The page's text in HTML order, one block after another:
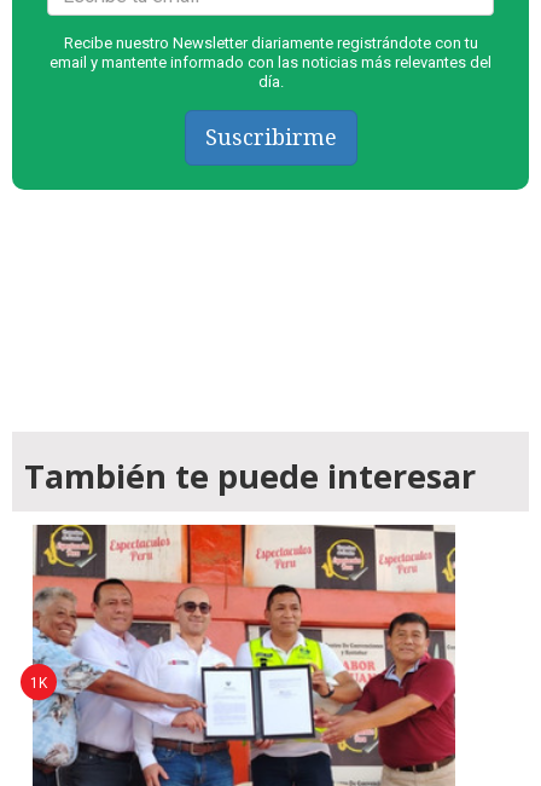
Recibe nuestro Newsletter diariamente registrándote con tu
email y mantente informado con las noticias más relevantes del
día.
Suscribirme
También te puede interesar
1K